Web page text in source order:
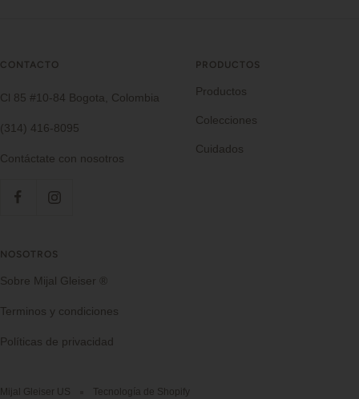
CONTACTO
Cl 85 #10-84 Bogota, Colombia
(314) 416-8095
Contáctate con nosotros
PRODUCTOS
Productos
Colecciones
Cuidados
NOSOTROS
Sobre Mijal Gleiser ®
Terminos y condiciones
Políticas de privacidad
Mijal Gleiser US Tecnología de Shopify